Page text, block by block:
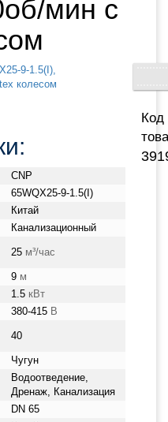
мин с
CNP
65WQX25-9-1.5(I)
Китай
Канализационный
25 м³/час
9 м
1.5 кВт
380-415 В
40
Чугун
Водоотведение,
Дренаж, Канализация
DN 65
Код